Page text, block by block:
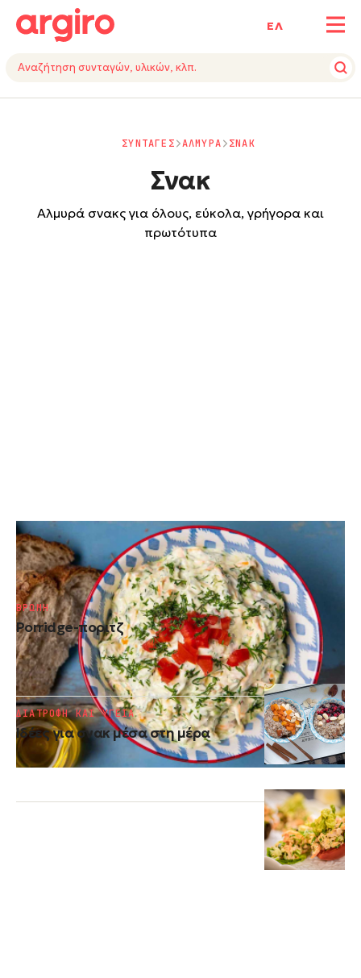
ΕΛ
ΣΥΝΤΑΓΕΣ ΑΛΜΥΡΑ ΣΝΑΚ
Σνακ
Αλμυρά σνακς για όλους, εύκολα, γρήγορα και
πρωτότυπα
Τζατζίκι με αβοκάντο
ΑΒΟΚΑΝΤΟ
Porridge-ποριτζ
ΒΡΩΜΗ
Ιδέες για σνακ μέσα στη μέρα
ΔΙΑΤΡΟΦΗ ΚΑΙ ΥΓΕΙΑ